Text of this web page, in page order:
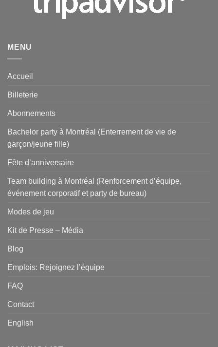
MENU
Accueil
Billeterie
Abonnements
Bachelor party à Montréal (Enterrement de vie de
garçon/jeune fille)
Fête d’anniversaire
Team building à Montréal (Renforcement d’équipe,
événement corporatif et party de bureau)
Modes de jeu
Kit de Presse – Média
Blog
Emplois: Rejoignez l’équipe
FAQ
Contact
English